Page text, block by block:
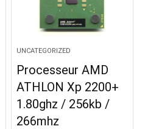
UNCATEGORIZED
Processeur AMD
ATHLON Xp 2200+
1.80ghz / 256kb /
266mhz